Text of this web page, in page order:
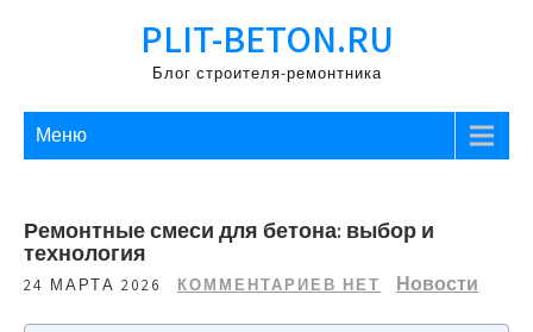
PLIT-BETON.RU
Блог строителя-ремонтника
Меню
Ремонтные смеси для бетона: выбор и
технология
24 МАРТА 2026 КОММЕНТАРИЕВ НЕТ Новости